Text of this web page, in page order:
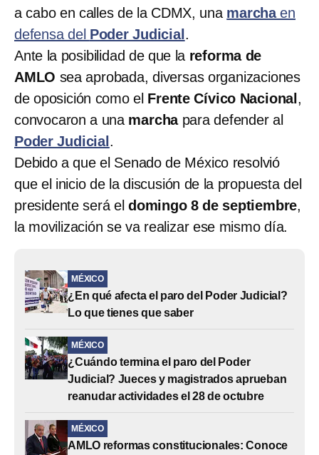
a cabo en calles de la CDMX, una marchaen
defensa del Poder Judicial .
Ante la posibilidad de que la reforma de
AMLO sea aprobada, diversas organizaciones
de oposición como el Frente Cívico Nacional ,
convocaron a una marchapara defender al
Poder Judicial .
Debido a que el Senado de México resolvió
que el inicio de la discusión de la propuesta del
presidente será eldomingo 8 de septiembre,
la movilización se va realizar ese mismo día.
MÉXICO
¿En qué afecta el paro del Poder Judicial?
Lo que tienes que saber
MÉXICO
¿Cuándo termina el paro del Poder
Judicial? Jueces y magistrados aprueban
reanudar actividades el 28 de octubre
MÉXICO
AMLO reformas constitucionales: Conoce